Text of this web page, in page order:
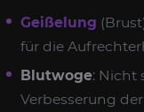
Geißelung
für die
Blutwoge: Nicht
Verbesserung